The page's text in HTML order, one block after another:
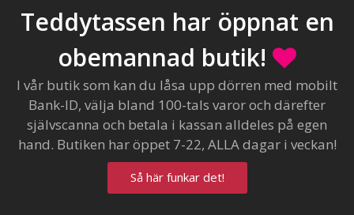
Teddytassen har öppnat en
obemannad butik!
I vår butik som kan du låsa upp dörren med mobilt
Bank-ID, välja bland 100-tals varor och därefter
självscanna och betala i kassan alldeles på egen
hand. Butiken har öppet 7-22, ALLA dagar i veckan!
Så här funkar det!